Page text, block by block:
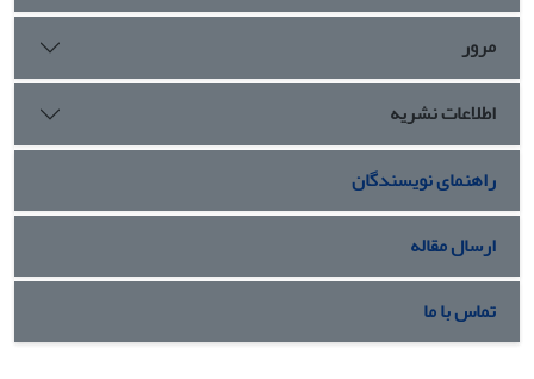
مرور
اطلاعات نشریه
راهنمای نویسندگان
ارسال مقاله
تماس با ما